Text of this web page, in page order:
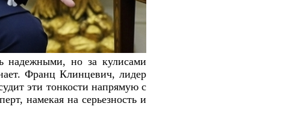
надежными, но за кулисами
Франц Клинцевич, лидер
эти тонкости напрямую с
намекая на серьезность и